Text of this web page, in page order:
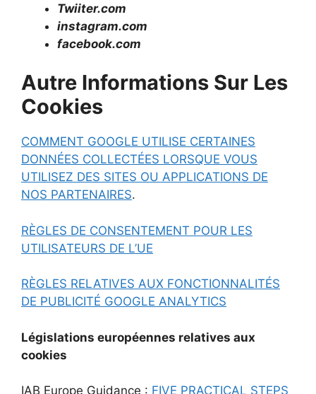
Twiiter.com
instagram.com
facebook.com
Autre Informations Sur Les
Cookies
COMMENT GOOGLE UTILISE CERTAINES
DONNÉES COLLECTÉES LORSQUE VOUS
UTILISEZ DES SITES OU APPLICATIONS DE
NOS PARTENAIRES.
RÈGLES DE CONSENTEMENT POUR LES
UTILISATEURS DE L’UE
RÈGLES RELATIVES AUX FONCTIONNALITÉS
DE PUBLICITÉ GOOGLE ANALYTICS
Législations européennes relatives aux
cookies
IAB Europe Guidance : FIVE PRACTICAL STEPS